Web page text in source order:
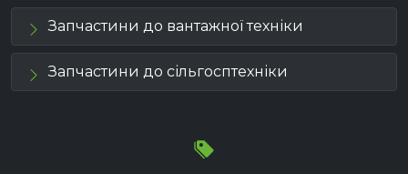
Запчастини до вантажної техніки
Запчастини до сільгосптехніки